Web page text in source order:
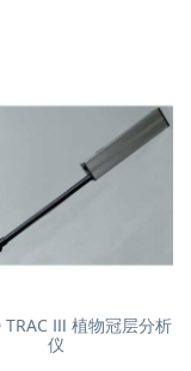
TRAC Ⅲ 植物冠层分析
仪